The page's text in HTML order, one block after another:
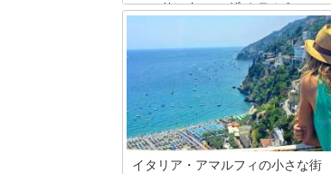
ーロ サンタ ローザ ホテル＆ス
アマルフィ海岸を一望する最高の立地、
海と溶けあうインフィニティプール、豪
華すぎる充実のスパなどなど… 書き出す
ときりがないほど充実した立地と内容を
兼ね備える「モナステーロ サンタ ロー
ザ ホテル＆スパ」。 一度は泊まってみ
たい、すてきなホテルの魅力をご紹介し
ます！
イタリア・アマルフィの小さな街